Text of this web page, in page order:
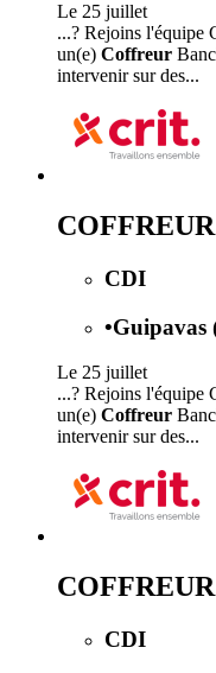
Le 25 juillet
...? Rejoins l'équipe
un(e) Coffreur
intervenir sur des...
CDI
•Guipavas
Le 25 juillet
...? Rejoins l'équipe
un(e) Coffreur
intervenir sur des...
CDI